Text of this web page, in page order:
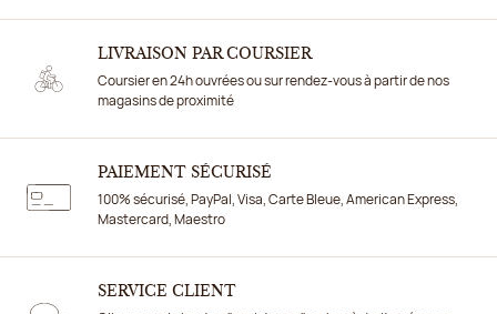
LIVRAISON PAR COURSIER
Coursier en 24h ouvrées ou sur rendez-vous à partir de nos
magasins de proximité
PAIEMENT SÉCURISÉ
100% sécurisé, PayPal, Visa, Carte Bleue, American Express,
Mastercard, Maestro
SERVICE CLIENT